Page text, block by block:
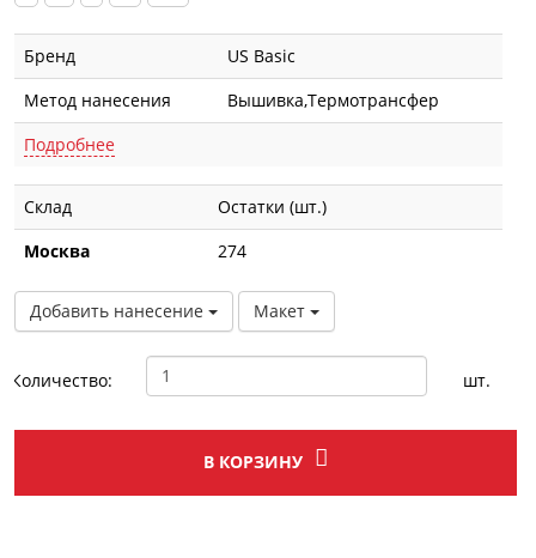
Бренд
US Basic
Метод нанесения
Вышивка,Термотрансфер
Подробнее
Склад
Остатки (шт.)
Москва
274
Добавить нанесение Макет
Количество: шт.
В КОРЗИНУ